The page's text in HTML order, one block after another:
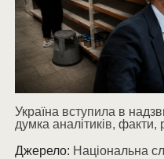
Україна вступила в
думка аналітиків, факти,
Джерело: Національна